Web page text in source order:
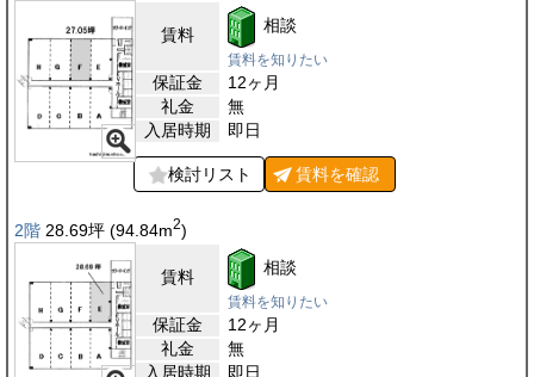
賃料 相談
賃料を知りたい
保証金
12ヶ月
礼金
無
入居時期
即日
検討リスト 賃料を確認
2階 28.69坪 (94.84m2)
賃料 相談
賃料を知りたい
保証金
12ヶ月
礼金
無
入居時期
即日